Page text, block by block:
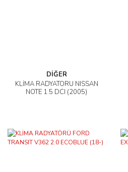
DİĞER
KLİMA RADYATÖRÜ NISSAN
NOTE 1.5 DCI (2005)